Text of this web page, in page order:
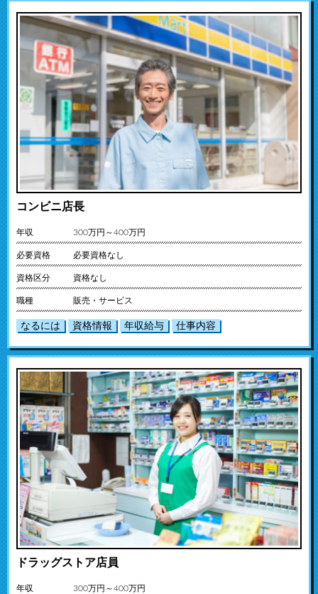
コンビニ店長
年収 300万円～400万円
必要資格 必要資格なし
資格区分 資格なし
職種 販売・サービス
なるには 資格情報 年収給与 仕事内容
ドラッグストア店員
年収 300万円～400万円